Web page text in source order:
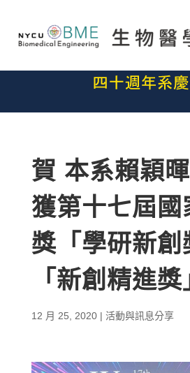
賀 本系賴穎
獲第十七屆國
獎「學研新創
「新創精進獎
12 月 25, 2020| 活動與訊息分享